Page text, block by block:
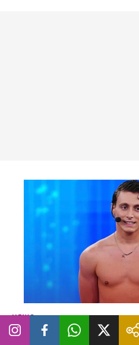
NEWS
L’ex allievo